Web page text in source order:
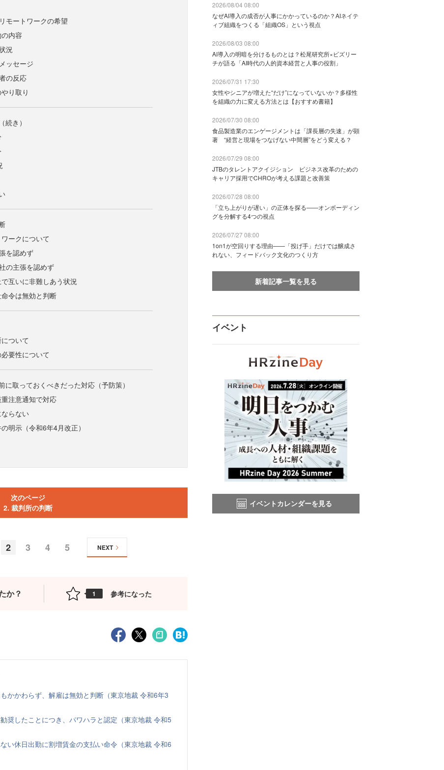
モートワークの希望
の内容
況
ッセージ
の反応
やり取り
続き）
ワークについて
を認めず
の主張を認めず
で互いに非難しあう状況
命令は無効と判断
について
必要性について
に取っておくべきだった対応（予防策）
重注意通知で対応
ならない
の明示（令和6年4月改正）
次のページ
2. 裁判所の判断
2 3 4 5 NEXT
か？ 1 参考になった
かかわらず、解雇は無効と判断（東京地裁 令和6年3
奨したことにつき、パワハラと認定（東京地裁 令和5
い休日出勤に割増賃金の支払い命令（東京地裁 令和6
2026/08/04 08:00
なぜAI導入の成否が人事にかかっているのか？AIネイテ
ィブ組織をつくる「組織OS」という視点
2026/08/03 08:00
AI導入の明暗を分けるものとは？松尾研究所×ビズリー
チが語る「AI時代の人的資本経営と人事の役割」
2026/07/31 17:30
女性やシニアが増えた“だけ”になっていないか？多様性
を組織の力に変える方法とは【おすすめ書籍】
2026/07/30 08:00
食品製造業のエンゲージメントは「課長層の失速」が顕
著 “経営と現場をつなげない中間層”をどう変える？
2026/07/29 08:00
JTBのタレントアクイジション ビジネス改革のための
キャリア採用でCHROが考える課題と改善策
2026/07/28 08:00
「立ち上がりが遅い」の正体を探る——オンボーディン
グを分解する4つの視点
2026/07/27 08:00
1on1が空回りする理由——「投げ手」だけでは醸成さ
れない、フィードバック文化のつくり方
新着記事一覧を見る
イベント
イベントカレンダーを見る